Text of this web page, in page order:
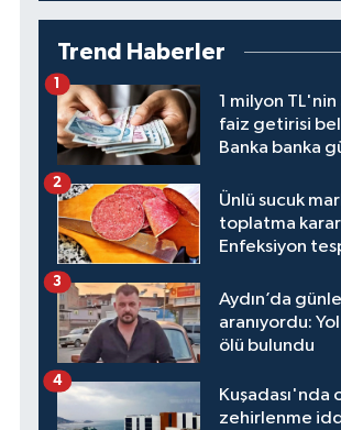
Trend Haberler
1 milyon
faiz getirisi
Banka banka
1
Ünlü sucuk
toplatma
Enfeksiyon
2
Aydın’da
aranıyordu:
ölü bulundu
3
Kuşadası'nda
zehirlenme
4